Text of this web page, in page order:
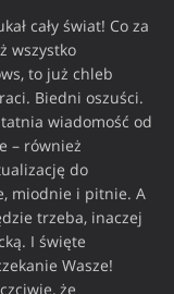
cały świat! Co za
wszystko
to już chleb
Biedni oszuści.
wiadomość od
– również
do
miodnie i pitnie. A
trzeba, inaczej
I święte
Wasze!
że